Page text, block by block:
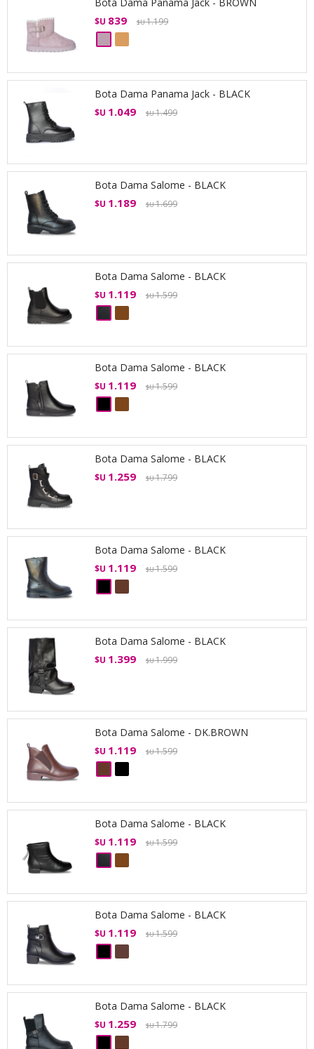
$U 839 $U1.199
Bota Dama Panama Jack - BLACK
$U 1.049 $U1.499
Bota Dama Salome - BLACK
$U 1.189 $U1.699
Bota Dama Salome - BLACK
$U 1.119 $U1.599
Bota Dama Salome - BLACK
$U 1.119 $U1.599
Bota Dama Salome - BLACK
$U 1.259 $U1.799
Bota Dama Salome - BLACK
$U 1.119 $U1.599
Bota Dama Salome - BLACK
$U 1.399 $U1.999
Bota Dama Salome - DK.BROWN
$U 1.119 $U1.599
Bota Dama Salome - BLACK
$U 1.119 $U1.599
Bota Dama Salome - BLACK
$U 1.119 $U1.599
Bota Dama Salome - BLACK
$U 1.259 $U1.799